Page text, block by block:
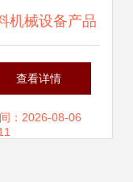
机械设备产品
动饮品行业迈
高效与创新
查看详情
：2026-08-06